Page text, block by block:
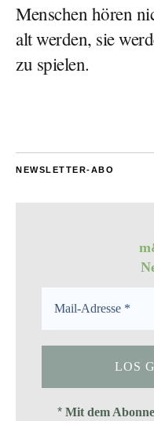
Menschen hören
alt werden, sie
zu spielen.
NEWSLETTER-ABO
* Mit dem